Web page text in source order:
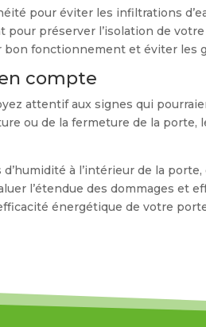
pour éviter les infiltrations
pour préserver l’isolation de
bon fonctionnement et éviter les
compte
attentif aux signes qui
ou de la fermeture de la porte,
à l’intérieur de la
l’étendue des dommages et
énergétique de votre